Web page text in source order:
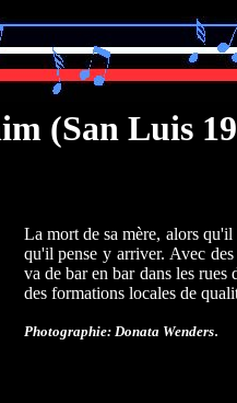
(San Luis
La mort de sa mère, alors
qu'il pense y arriver. Avec
va de bar en bar dans les
des formations locales de
Photographie: Donata Wenders.